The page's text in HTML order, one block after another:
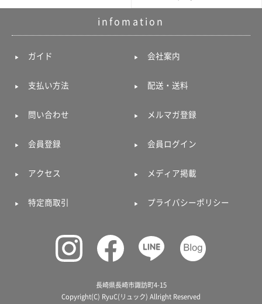
infomation
ガイド 会社案内
支払い方法 配送・送料
問い合わせ メルマガ登録
会員登録 会員ログイン
アクセス メディア掲載
特定商取引 プライバシーポリシー
長崎県長崎市諏訪町4-15
Copyright(C) RyuC(リュック) Allright Reserved